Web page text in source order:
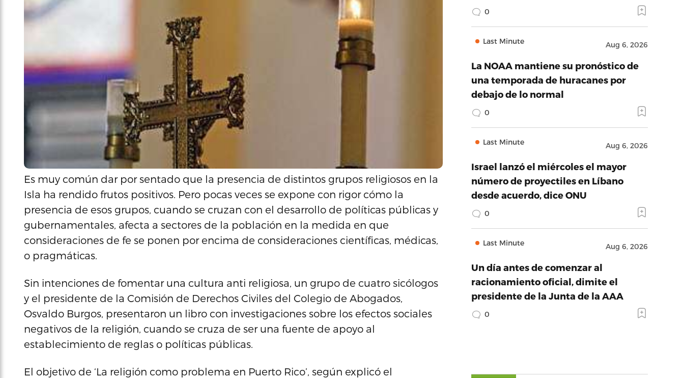
Es muy común dar por sentado que la presencia de distintos grupos religiosos en la
Isla ha rendido frutos positivos. Pero pocas veces se expone con rigor cómo la
presencia de esos grupos, cuando se cruzan con el desarrollo de políticas públicas y
gubernamentales, afecta a sectores de la población en la medida en que
consideraciones de fe se ponen por encima de consideraciones científicas, médicas,
o pragmáticas.
Sin intenciones de fomentar una cultura anti religiosa, un grupo de cuatro sicólogos
y el presidente de la Comisión de Derechos Civiles del Colegio de Abogados,
Osvaldo Burgos, presentaron un libro con investigaciones sobre los efectos sociales
negativos de la religión, cuando se cruza de ser una fuente de apoyo al
establecimiento de reglas o políticas públicas.
El objetivo de ‘La religión como problema en Puerto Rico’, según explicó el
0
Last Minute Aug 6, 2026
La NOAA mantiene su pronóstico de
una temporada de huracanes por
debajo de lo normal
0
Last Minute Aug 6, 2026
Israel lanzó el miércoles el mayor
número de proyectiles en Líbano
desde acuerdo, dice ONU
0
Last Minute Aug 6, 2026
Un día antes de comenzar al
racionamiento oficial, dimite el
presidente de la Junta de la AAA
0